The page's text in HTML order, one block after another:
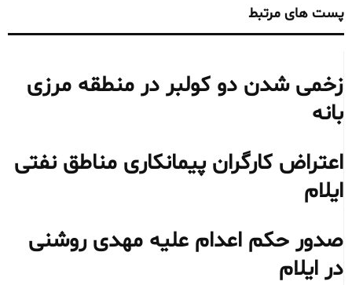
پست های مرتبط
زخمی شدن دو کولبر در منطقه مرزی
بانه
اعتراض کارگران پیمانکاری مناطق نفتی
ایلام
صدور حکم اعدام علیه مهدی روشنی
در ایلام